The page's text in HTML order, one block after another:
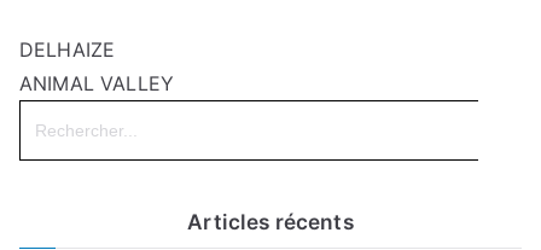
DELHAIZE
ANIMAL VALLEY
Search
for:
Articles récents